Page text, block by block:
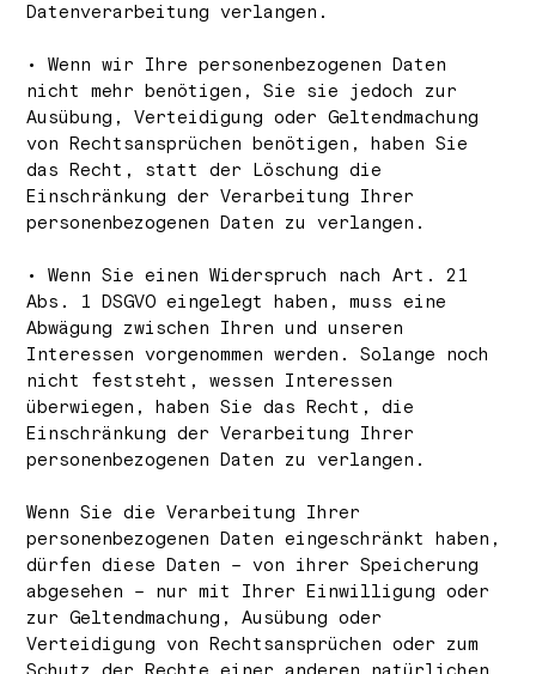
Datenverarbeitung verlangen.
• Wenn wir Ihre personenbezogenen Daten
nicht mehr benötigen, Sie sie jedoch zur
Ausübung, Verteidigung oder Geltendmachung
von Rechtsansprüchen benötigen, haben Sie
das Recht, statt der Löschung die
Einschränkung der Verarbeitung Ihrer
personenbezogenen Daten zu verlangen.
• Wenn Sie einen Widerspruch nach Art. 21
Abs. 1 DSGVO eingelegt haben, muss eine
Abwägung zwischen Ihren und unseren
Interessen vorgenommen werden. Solange noch
nicht feststeht, wessen Interessen
überwiegen, haben Sie das Recht, die
Einschränkung der Verarbeitung Ihrer
personenbezogenen Daten zu verlangen.
Wenn Sie die Verarbeitung Ihrer
personenbezogenen Daten eingeschränkt haben,
dürfen diese Daten – von ihrer Speicherung
abgesehen – nur mit Ihrer Einwilligung oder
zur Geltendmachung, Ausübung oder
Verteidigung von Rechtsansprüchen oder zum